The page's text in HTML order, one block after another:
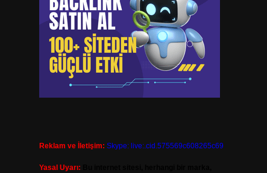
Reklam ve İletişim: Skype: live:.cid.575569c608265c69
Yasal Uyarı: